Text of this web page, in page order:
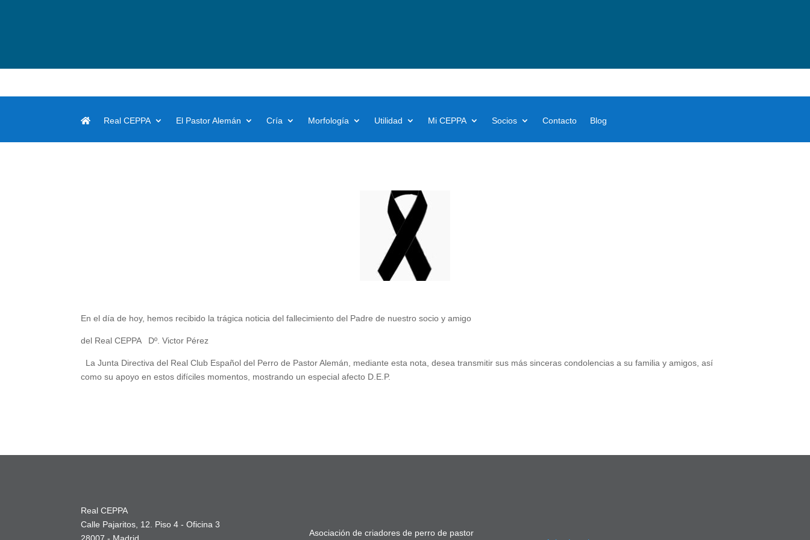
Real CEPPA El Pastor Alemán Cría Morfología Utilidad Mi CEPPA Socios Contacto Blog
En el día de hoy, hemos recibido la trágica noticia del fallecimiento del Padre de nuestro socio y amigo
del Real CEPPA Dº. Victor Pérez
La Junta Directiva del Real Club Español del Perro de Pastor Alemán, mediante esta nota, desea transmitir sus más sinceras condolencias a su familia y amigos, así
como su apoyo en estos difíciles momentos, mostrando un especial afecto D.E.P.
Real CEPPA
Calle Pajaritos, 12. Piso 4 - Oficina 3
28007 - Madrid
Asociación de criadores de perro de pastor